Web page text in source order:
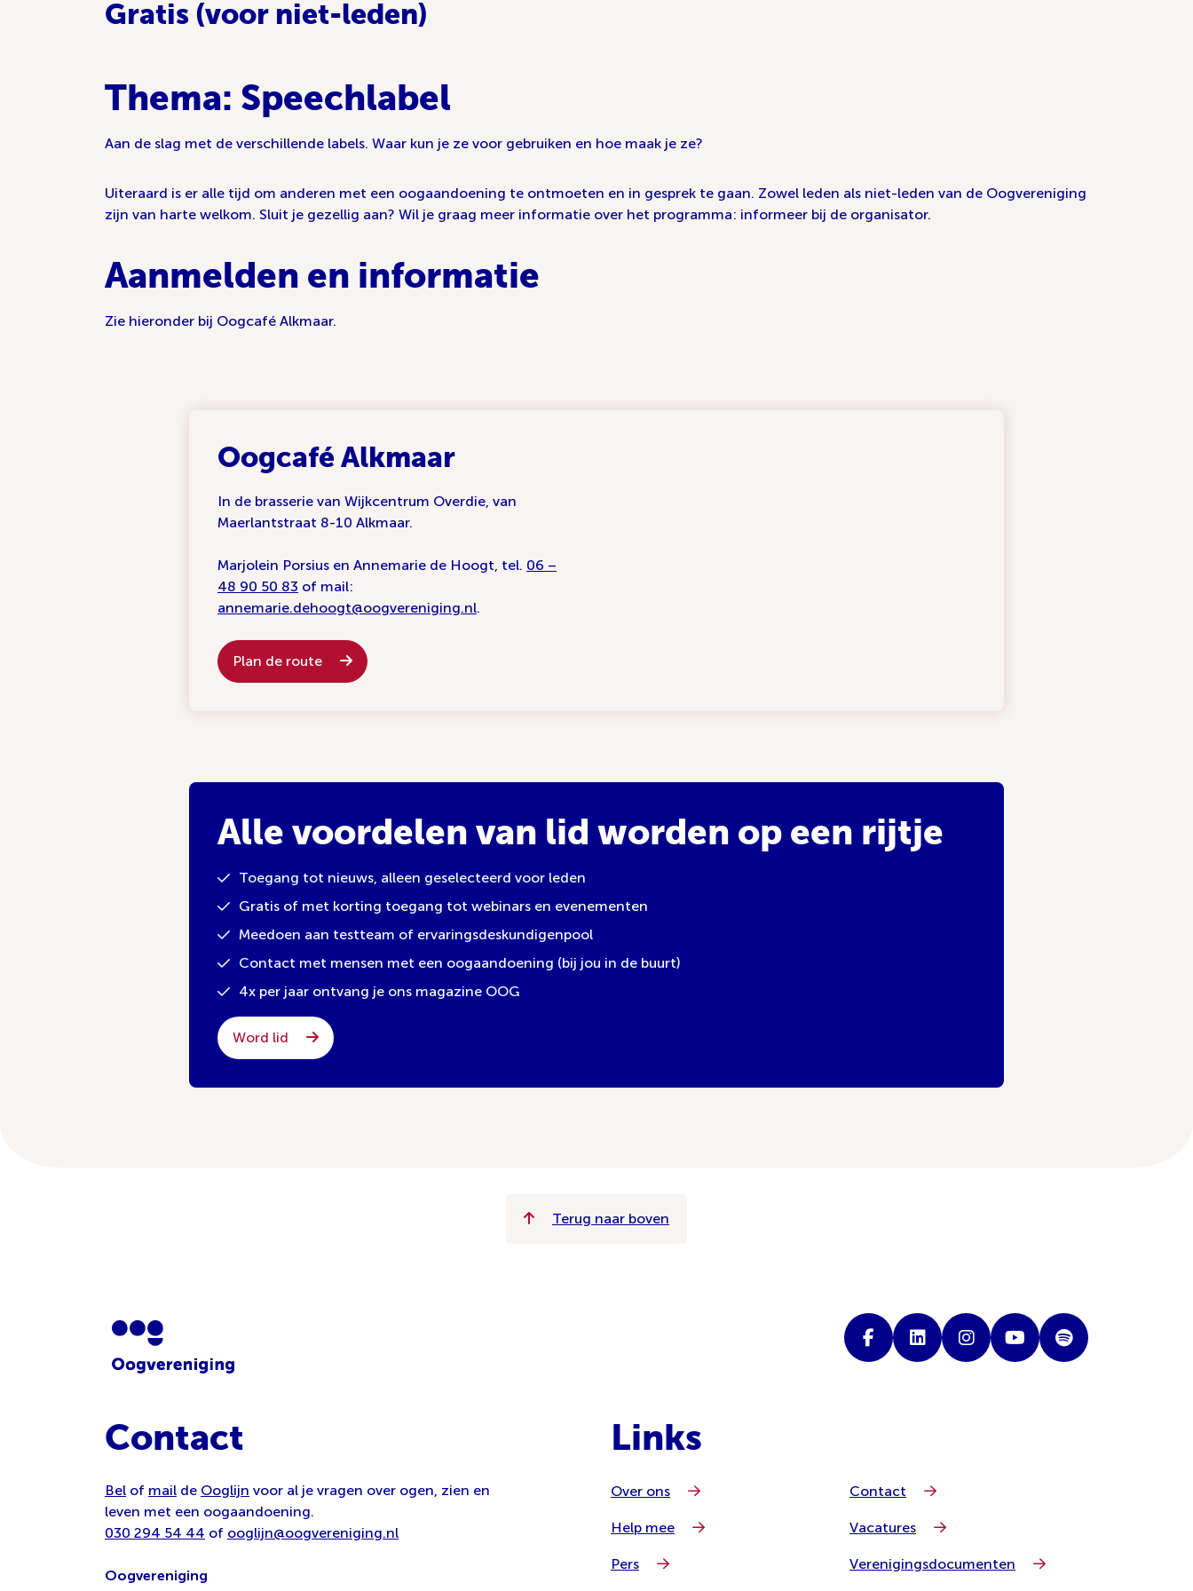
Gratis (voor niet-leden)
Thema: Speechlabel
Aan de slag met de verschillende labels. Waar kun je ze voor gebruiken en hoe maak je ze?
Uiteraard is er alle tijd om anderen met een oogaandoening te ontmoeten en in gesprek te gaan. Zowel leden als niet-leden van de Oogvereniging
zijn van harte welkom. Sluit je gezellig aan? Wil je graag meer informatie over het programma: informeer bij de organisator.
Aanmelden en informatie
Zie hieronder bij Oogcafé Alkmaar.
Oogcafé Alkmaar
In de brasserie van Wijkcentrum Overdie, van
Maerlantstraat 8-10 Alkmaar.
Marjolein Porsius en Annemarie de Hoogt, tel. 06 –
48 90 50 83 of mail:
annemarie.dehoogt@oogvereniging.nl.
Plan de route
Alle voordelen van lid worden op een rijtje
Toegang tot nieuws, alleen geselecteerd voor leden
Gratis of met korting toegang tot webinars en evenementen
Meedoen aan testteam of ervaringsdeskundigenpool
Contact met mensen met een oogaandoening (bij jou in de buurt)
4x per jaar ontvang je ons magazine OOG
Word lid
Terug naar boven
Contact
Bel of mail de Ooglijn voor al je vragen over ogen, zien en
leven met een oogaandoening.
030 294 54 44 of ooglijn@oogvereniging.nl
Oogvereniging
Links
Over ons Contact
Help mee Vacatures
Pers Verenigingsdocumenten